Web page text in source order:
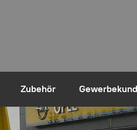
Zubehör